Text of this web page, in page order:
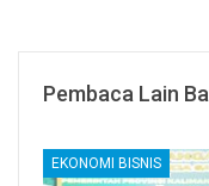
Pembaca Lain
EKONOMI BISNIS